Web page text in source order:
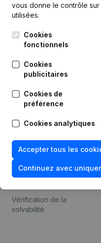
vous donne le contrôle
utilisées.
Cookies
fonctionnels
Cookies
publicitaires
Cookies de
préférence
Cookies analytiques
Accepter tous les
Continuez avec
Leuvensesteenweg
248D,
Thème
de la fraude
Consulter des comptes
annuels
Recherche de numéro de
Vérification de la
solvabilité